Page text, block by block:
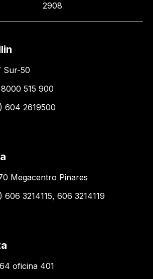
2908
Sur-50
515 900
604 2619500
Megacentro Pinares
606 3214115, 606 3214119
oficina 401